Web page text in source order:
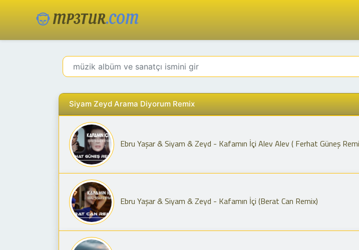
MP3TUR.COM
Siyam Zeyd Arama Diyorum Remix
Ebru Yaşar & Siyam & Zeyd - Kafamın İçi Alev Alev ( Ferhat Güneş
Ebru Yaşar & Siyam & Zeyd - Kafamın İçi (Berat Can Remix)